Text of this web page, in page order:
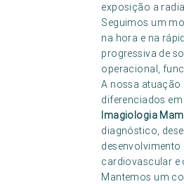
exposição a
Seguimos um
na hora e na
progressiva de
operacional,
A nossa atuação
diferenciados
Imagiologia
diagnóstico,
cardiovascular e
Mantemos um